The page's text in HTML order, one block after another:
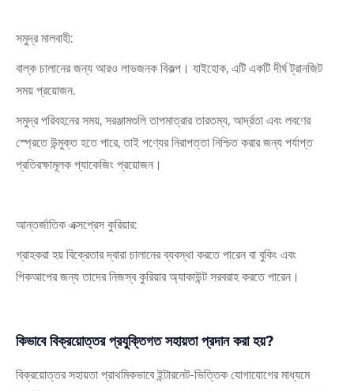
সমুদ্র মালবাহী:
বাল্ক চালানের জন্য আরও লাভজনক বিকল্প। যাইহোক, এটি একটি দীর্ঘ ট্রানজিট
সময় প্রয়োজন.
সমুদ্র পরিবহনের সময়, সরঞ্জামগুলি তাপমাত্রার তারতম্য, আর্দ্রতা এবং লবণের
স্প্রেতে উন্মুক্ত হতে পারে, তাই পণ্যের নিরাপত্তা নিশ্চিত করার জন্য পর্যাপ্ত
প্রতিরক্ষামূলক প্যাকেজিং প্রয়োজন।
আন্তর্জাতিক এক্সপ্রেস কুরিয়ার:
গ্রাহকরা হয় বিক্রেতার দ্বারা চালানের ব্যবস্থা করতে পারেন বা বুকিং এবং
পিকআপের জন্য তাদের নিজস্ব কুরিয়ার অ্যাকাউন্ট সরবরাহ করতে পারেন।
কিভাবে বিক্রয়োত্তর প্রযুক্তিগত সহায়তা প্রদান করা হয়?
বিক্রয়োত্তর সহায়তা প্রাথমিকভাবে ইন্টারনেট-ভিত্তিক যোগাযোগের মাধ্যমে